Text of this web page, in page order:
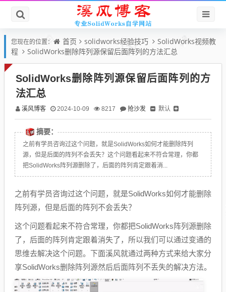
您现在的位置： 首页 solidworks经验技巧
SolidWorks视频教
程
SolidWorks删除阵列源保留后面阵列的方法汇总
SolidWorks删除阵列源保留后面阵列的方
法汇总
溪风博客 2024-10-09 8217 抢沙发 默认
摘要：
之前有学员咨询过这个问题，就是SolidWorks如何才能删除阵列
源，但是后面的阵列不会丢失？这个问题看起来不符合常理，你都
把SolidWorks阵列源删除了，后面的阵列肯定跟着消...
之前有学员咨询过这个问题，就是SolidWorks如何才能删除
阵列源，但是后面的阵列不会丢失？
这个问题看起来不符合常理，你都把SolidWorks阵列源删除
了，后面的阵列肯定跟着消失了，所以我们可以通过变通的
思维去解决这个问题。下面溪风就通过两种方式来给大家分
享SolidWorks删除阵列源然后后面阵列不丢失的解决方法。